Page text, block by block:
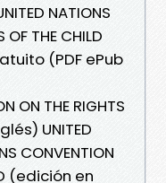
NATIONS
OF THE CHILD
(PDF ePub
ON THE RIGHTS
UNITED
CONVENTION
(edición en